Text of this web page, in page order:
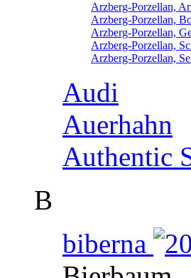
Arzberg-Porzellan,
Arzberg-Porzellan,
Arzberg-Porzellan,
Arzberg-Porzellan,
Arzberg-Porzellan,
Audi
Auerhahn
Authentic
B
biberna